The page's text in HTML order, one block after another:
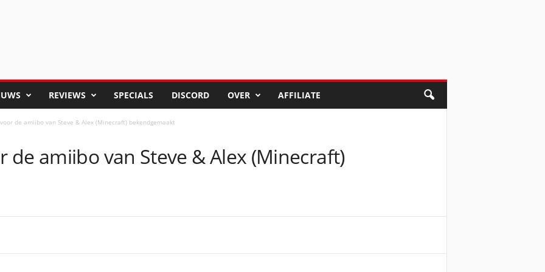
REVIEWS SPECIALS DISCORD OVER AFFILIATE
de amiibo van Steve & Alex (Minecraft) bekendgemaakt
de amiibo van Steve & Alex (Minecraft)